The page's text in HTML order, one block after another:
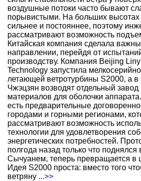
воздушные потоки часто бывают
порывистыми. На больших высотах
сильнее и постояннее, поэтому
рассматривают возможность
Китайская компания сделала
направлении, перейдя от
производству. Компания Beijing
Technology запустила
летающей ветротурбины S2000, а в
Чжэцзян возводят отдельный завод
материалов для оболочки
есть предварительные
городами и горными регионами,
рассматривают возможность
технологии для удовлетворения
энергетических потребностей.
полгода назад только что поднялся
Сычуанем, теперь превращается в
Идея S2000 проста: вместо того
ветряну ...>>